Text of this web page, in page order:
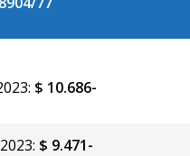
$ 10.686-
$ 9.471-